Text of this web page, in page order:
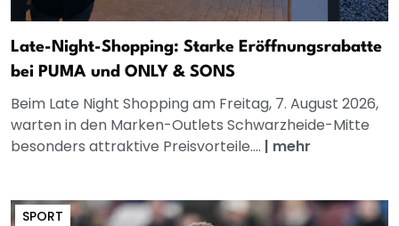
Late-Night-Shopping: Starke Eröffnungsrabatte
bei PUMA und ONLY & SONS
Beim Late Night Shopping am Freitag, 7. August 2026,
warten in den Marken-Outlets Schwarzheide-Mitte
besonders attraktive Preisvorteile.... | mehr
SPORT